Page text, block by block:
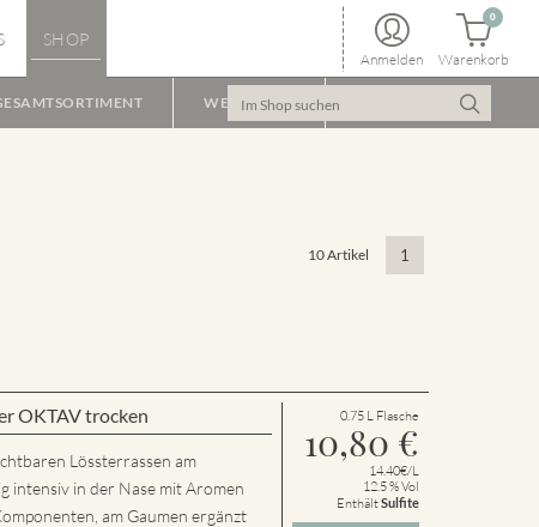
SHOP
Anmelden Warenkorb
0
WEINPAKET
10 Artikel 1
OKTAV trocken
Lössterrassen am
intensiv in der Nase mit Aromen
am Gaumen ergänzt
0.75 L Flasche
10,80 €
14.40€/L
12.5 % Vol
EnthältSulfite